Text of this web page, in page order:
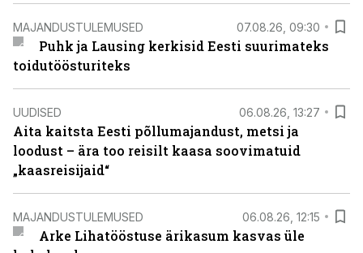
MAJANDUSTULEMUSED 07.08.26, 09:30
Puhk ja Lausing kerkisid Eesti suurimateks
toidutöösturiteks
UUDISED 06.08.26, 13:27
Aita kaitsta Eesti põllumajandust, metsi ja
loodust – ära too reisilt kaasa soovimatuid
„kaasreisijaid“
MAJANDUSTULEMUSED 06.08.26, 12:15
Arke Lihatööstuse ärikasum kasvas üle